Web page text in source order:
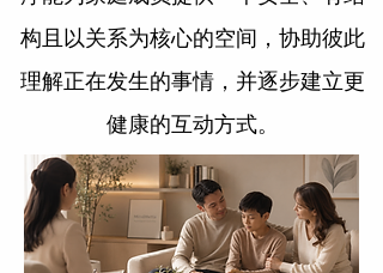
构且以关系为核心的空间，协助彼此
理解正在发生的事情，并逐步建立更
健康的互动方式。